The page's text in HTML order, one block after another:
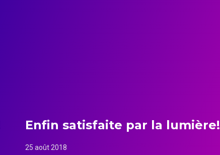
Enfin satisfaite par la lumière!
25 août 2018